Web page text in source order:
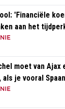
'Financiële
aan het
moet van Ajax
als je vooral